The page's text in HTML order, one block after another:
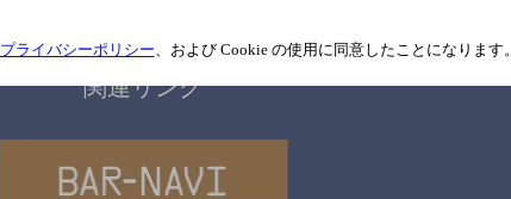
関連リンク
プライバシーポリシー、および Cookie の使用に同意したことになります。